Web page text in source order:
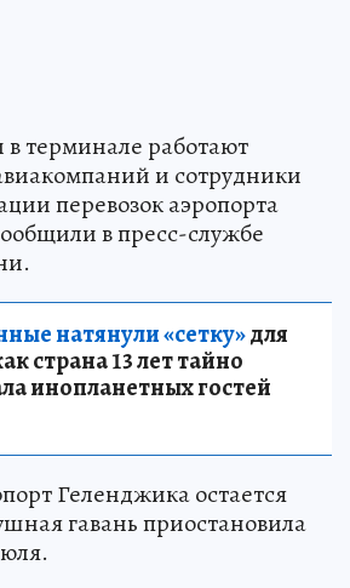
терминале работают
и сотрудники
перевозок аэропорта
в пресс-службе
натянули «сетку»для
страна 13 лет тайно
инопланетных гостей
Геленджика остается
гавань приостановила